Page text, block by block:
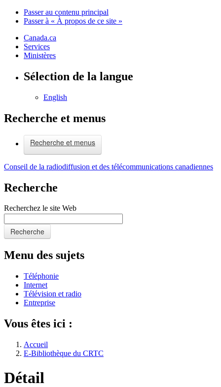
Passer au contenu principal
Passer à « À propos de ce site »
Canada.ca
Services
Ministères
Sélection de la langue
English
Recherche et menus
Recherche et menus
Conseil de la radiodiffusion et des télécommunications canadiennes
Recherche
Recherchez le site Web
Recherche
Menu des sujets
Téléphonie
Internet
Télévision et radio
Entreprise
Vous êtes ici :
Accueil
E-Bibliothèque du CRTC
Détail